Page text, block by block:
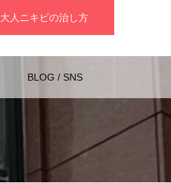
大人ニキビの治し方
BLOG / SNS